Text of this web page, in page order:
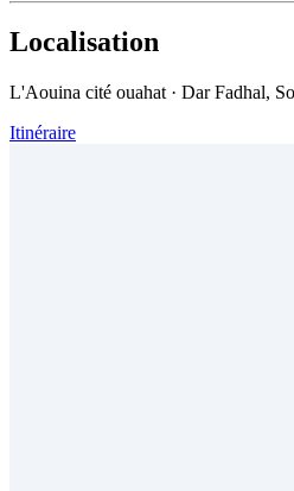
Localisation
L'Aouina cité ouahat · Dar Fadhal,
Itinéraire